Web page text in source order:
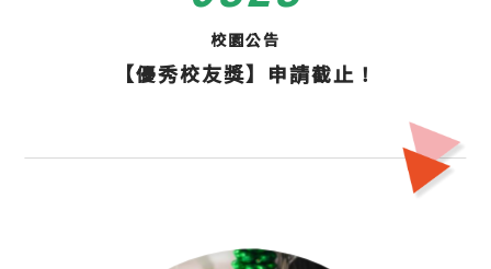
校園公告
【優秀校友獎】申請截止！